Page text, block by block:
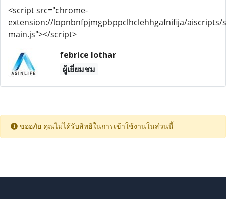
<script src="chrome-
extension://lopnbnfpjmgpbppclhclehhgafnifija/aiscripts/
main.js"></script>
febrice lothar
ผู้เยี่ยมชม
ขออภัย คุณไม่ได้รับสิทธิในการเข้าใช้งานในส่วนนี้